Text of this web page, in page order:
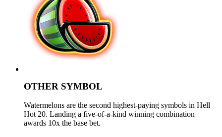
OTHER SYMBOL
Watermelons are the second highest-paying symbols in Hell
Hot 20. Landing a five-of-a-kind winning combination
awards 10x the base bet.